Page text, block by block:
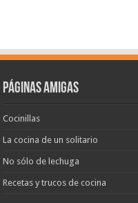
Páginas amigas
Cocinillas
La cocina de un solitario
No sólo de lechuga
Recetas y trucos de cocina